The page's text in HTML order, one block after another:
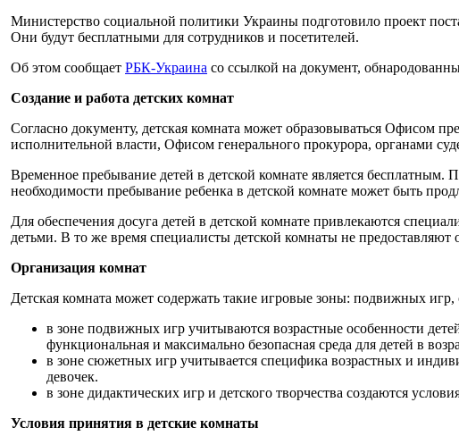
Министерство социальной политики Украины подготовило проект
Они будут бесплатными для сотрудников и посетителей.
Об этом сообщает РБК-Украина со ссылкой на документ,
Создание и работа детских комнат
Согласно документу, детская комната может образовываться Офисом
исполнительной власти, Офисом генерального прокурора, органами
Временное пребывание детей в детской комнате является
необходимости пребывание ребенка в детской комнате может быть
Для обеспечения досуга детей в детской комнате привлекаются
детьми. В то же время специалисты детской комнаты не
Организация комнат
Детская комната может содержать такие игровые зоны: подвижных
в зоне подвижных игр учитываются возрастные особенности
функциональная и максимально безопасная среда для детей в
в зоне сюжетных игр учитывается специфика возрастных и
девочек.
в зоне дидактических игр и детского творчества создаются
Условия принятия в детские комнаты